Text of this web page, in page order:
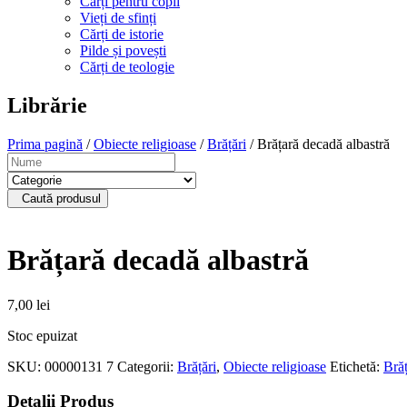
Vieți de sfinți
Cărți de istorie
Pilde și povești
Cărți de teologie
Librărie
Prima pagină /Obiecte religioase /Brățări / Brățară decadă albastră
Caută produsul
Brățară decadă albastră
7,00 lei
Stoc epuizat
SKU: 00000131 7 Categorii: Brățări, Obiecte religioase Etichetă:
Detalii Produs